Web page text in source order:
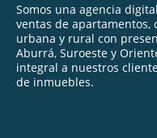
Somos una agencia
ventas de apartamentos,
urbana y rural con
Aburrá, Suroeste y
integral a nuestros
de inmuebles.